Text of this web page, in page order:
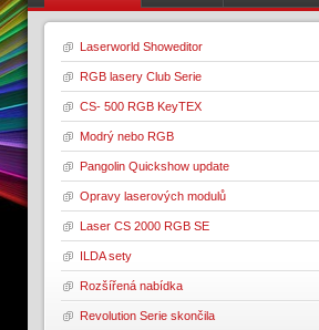
Laserworld Showeditor
RGB lasery Club Serie
CS- 500 RGB KeyTEX
Modrý nebo RGB
Pangolin Quickshow update
Opravy laserových modulů
Laser CS 2000 RGB SE
ILDA sety
Rozšířená nabídka
Revolution Serie skončila